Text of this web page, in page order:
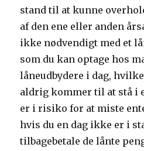
stand til at kunne
af den ene eller anden
ikke nødvendigt med et
som du kan optage hos
låneudbydere i dag,
aldrig kommer til at stå i
er i risiko for at miste
hvis du en dag ikke er i
tilbagebetale de lånte